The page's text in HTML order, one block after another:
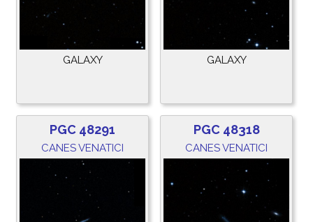
GALAXY GALAXY
PGC 48291
CANES VENATICI
PGC 48318
CANES VENATICI